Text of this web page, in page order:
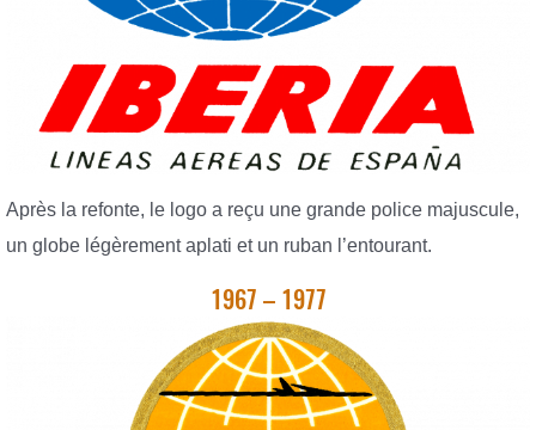
Après la refonte, le logo a reçu une grande police majuscule,
un globe légèrement aplati et un ruban l’entourant.
1967 – 1977